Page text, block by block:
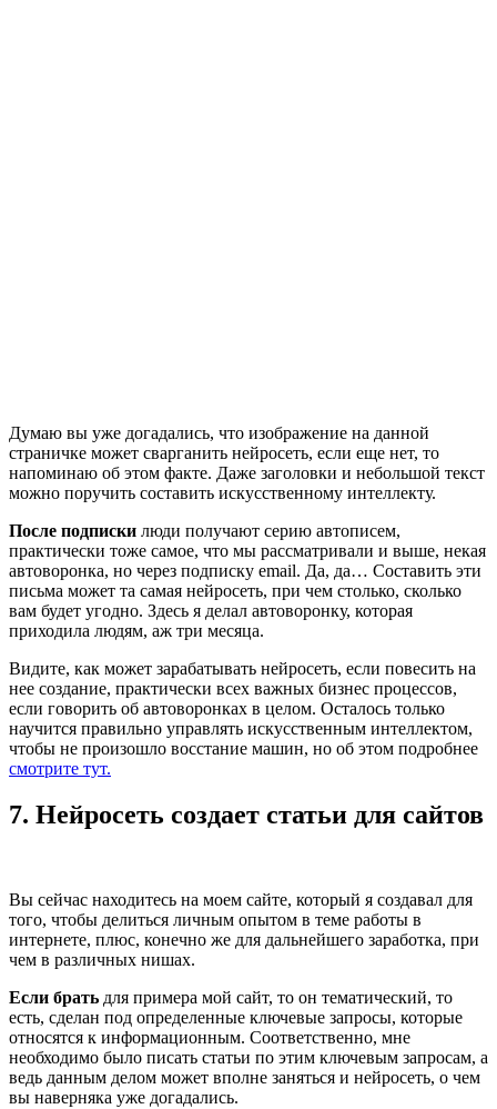
Думаю вы уже догадались, что изображение на данной
страничке может сварганить нейросеть, если еще нет, то
напоминаю об этом факте. Даже заголовки и небольшой текст
можно поручить составить искусственному интеллекту.
После подписки люди получают серию автописем,
практически тоже самое, что мы рассматривали и выше, некая
автоворонка, но через подписку email. Да, да… Составить эти
письма может та самая нейросеть, при чем столько, сколько
вам будет угодно. Здесь я делал автоворонку, которая
приходила людям, аж три месяца.
Видите, как может зарабатывать нейросеть, если повесить на
нее создание, практически всех важных бизнес процессов,
если говорить об автоворонках в целом. Осталось только
научится правильно управлять искусственным интеллектом,
чтобы не произошло восстание машин, но об этом подробнее
смотрите тут.
7. Нейросеть создает статьи для сайтов
Вы сейчас находитесь на моем сайте, который я создавал для
того, чтобы делиться личным опытом в теме работы в
интернете, плюс, конечно же для дальнейшего заработка, при
чем в различных нишах.
Если брать для примера мой сайт, то он тематический, то
есть, сделан под определенные ключевые запросы, которые
относятся к информационным. Соответственно, мне
необходимо было писать статьи по этим ключевым запросам, а
ведь данным делом может вполне заняться и нейросеть, о чем
вы наверняка уже догадались.